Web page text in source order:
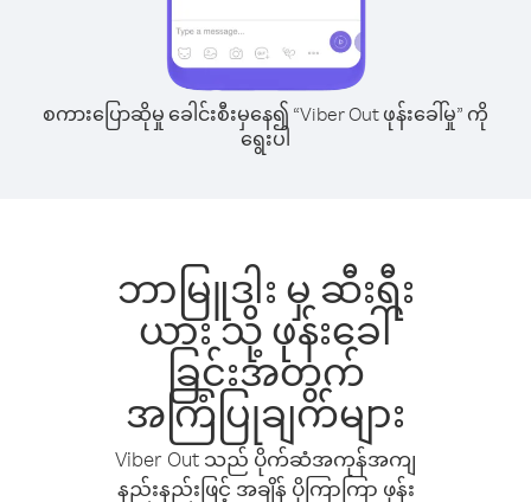
စကားပြောဆိုမှု ခေါင်းစီးမှနေ၍ “Viber Out ဖုန်းခေါ်မှု” ကို
ရွေးပါ
ဘာမြူဒါး မှ ဆီးရီး
ယား သို့ ဖုန်းခေါ်
ခြင်းအတွက်
အကြံပြုချက်များ
Viber Out သည် ပိုက်ဆံအကုန်အကျ
နည်းနည်းဖြင့် အချိန် ပိုကြာကြာ ဖုန်း